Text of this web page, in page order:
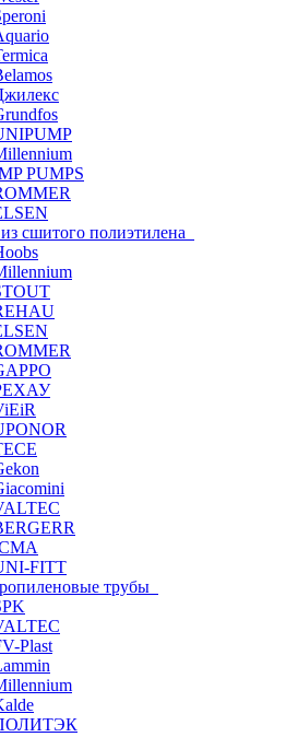
PUMPS
сшитого полиэтилена
FITT
трубы
Plast